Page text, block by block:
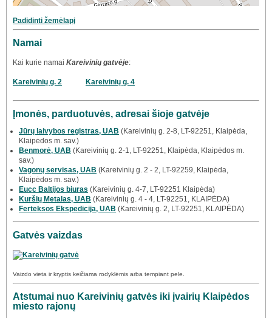
Padidinti žemėlapį
Namai
Kai kurie namai Kareivinių gatvėje:
Kareivinių g. 2 Kareivinių g. 4
Įmonės, parduotuvės, adresai šioje gatvėje
Jūrų laivybos registras, UAB (Kareivinių g. 2-8, LT-92251, Klaipėda,
Klaipėdos m. sav.)
Benmorė, UAB (Kareivinių g. 2-1, LT-92251, Klaipėda, Klaipėdos m.
sav.)
Vagonų servisas, UAB (Kareivinių g. 2 - 2, LT-92259, Klaipėda,
Klaipėdos m. sav.)
Eucc Baltijos biuras (Kareivinių g. 4-7, LT-92251 Klaipėda)
Kuršių Metalas, UAB (Kareivinių g. 4 - 4, LT-92251, KLAIPĖDA)
Ferteksos Ekspedicija, UAB (Kareivinių g. 2, LT-92251, KLAIPĖDA)
Gatvės vaizdas
Vaizdo vieta ir kryptis keičiama rodyklėmis arba tempiant pele.
Atstumai nuo Kareivinių gatvės iki įvairių Klaipėdos
miesto rajonų